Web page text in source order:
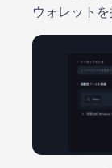
ウォレットを